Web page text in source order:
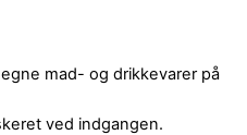
mad- og drikkevarer på
ved indgangen.